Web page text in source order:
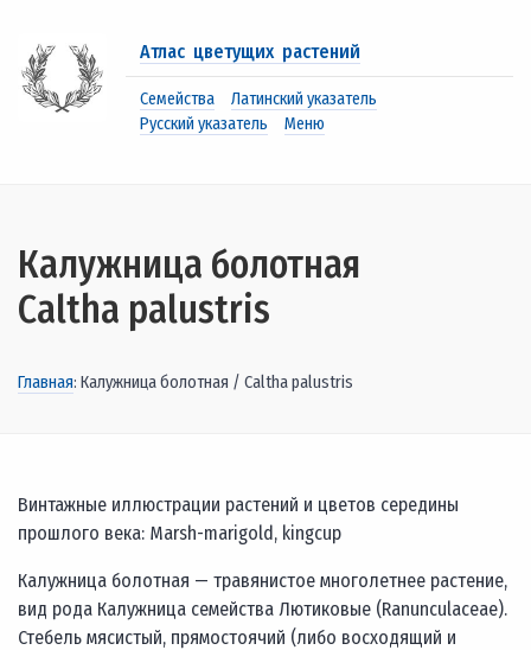
Атлас цветущих растений
Семейства
Латинский указатель
Русский указатель
Меню
Калужница болотная
Caltha palustris
Главная: Калужница болотная / Caltha palustris
Винтажные иллюстрации растений и цветов середины
прошлого века: Marsh-marigold, kingcup
Калужница болотная — травянистое многолетнее растение,
вид рода Калужница семейства Лютиковые (Ranunculaceae).
Стебель мясистый, прямостоячий (либо восходящий и